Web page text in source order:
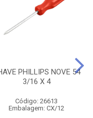
PHILLIPS NOVE 54
3/16 X 4
Código: 26613
Embalagem: CX/12